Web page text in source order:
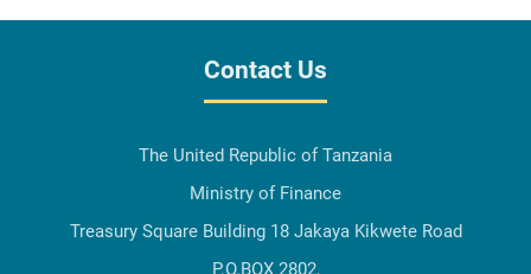
Contact Us
The United Republic of Tanzania
Ministry of Finance
Treasury Square Building 18 Jakaya Kikwete Road